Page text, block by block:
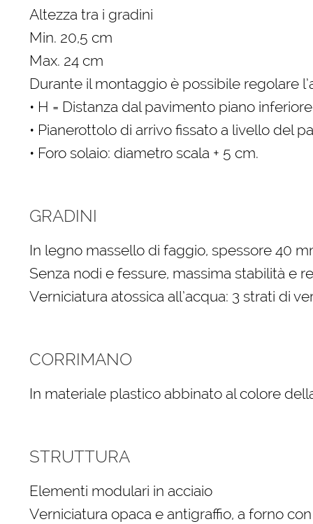
Altezza tra i gradini
Min. 20,5 cm
Max. 24 cm
Durante il montaggio è possibile regolare
• H = Distanza dal pavimento piano
• Pianerottolo di arrivo fissato a livello del
• Foro solaio: diametro scala + 5 cm.
GRADINI
In legno massello di faggio, spessore 40
Senza nodi e fessure, massima stabilità e
Verniciatura atossica all’acqua: 3 strati di
CORRIMANO
In materiale plastico abbinato al colore
STRUTTURA
Elementi modulari in acciaio
Verniciatura opaca e antigraffio, a forno